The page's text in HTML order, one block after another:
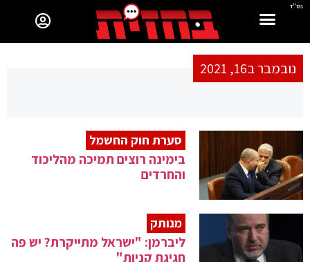
בס"ד
נובמבר ב16, 2021
סערת חוק החשמל
בימינה רוצים תמיכה מהליכוד
והחרדים
מנותק
ליברמן: "ישראל מתייקרת? יש פה
חגיגת קניות"